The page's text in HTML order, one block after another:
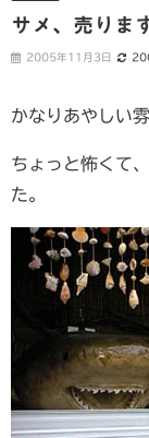
サメ、売りま
2005年11月3日
かなりあやしい
ちょっと怖くて
た。